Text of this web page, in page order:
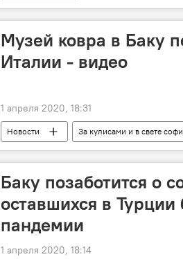
Музей ковра в Баку
Италии - видео
1 апреля 2020, 18:31
Новости За кулисами и в свете
ЖИЗНЬ
Новости мира
Баку позаботится о
оставшихся в
пандемии
1 апреля 2020, 18:14